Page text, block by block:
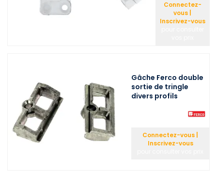
Connectez-
vous |
Inscrivez-vous
Gâche Ferco double
sortie de tringle
divers profils
Connectez-vous |
Inscrivez-vous